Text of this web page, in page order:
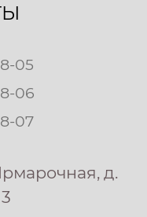
05
06
07
д.